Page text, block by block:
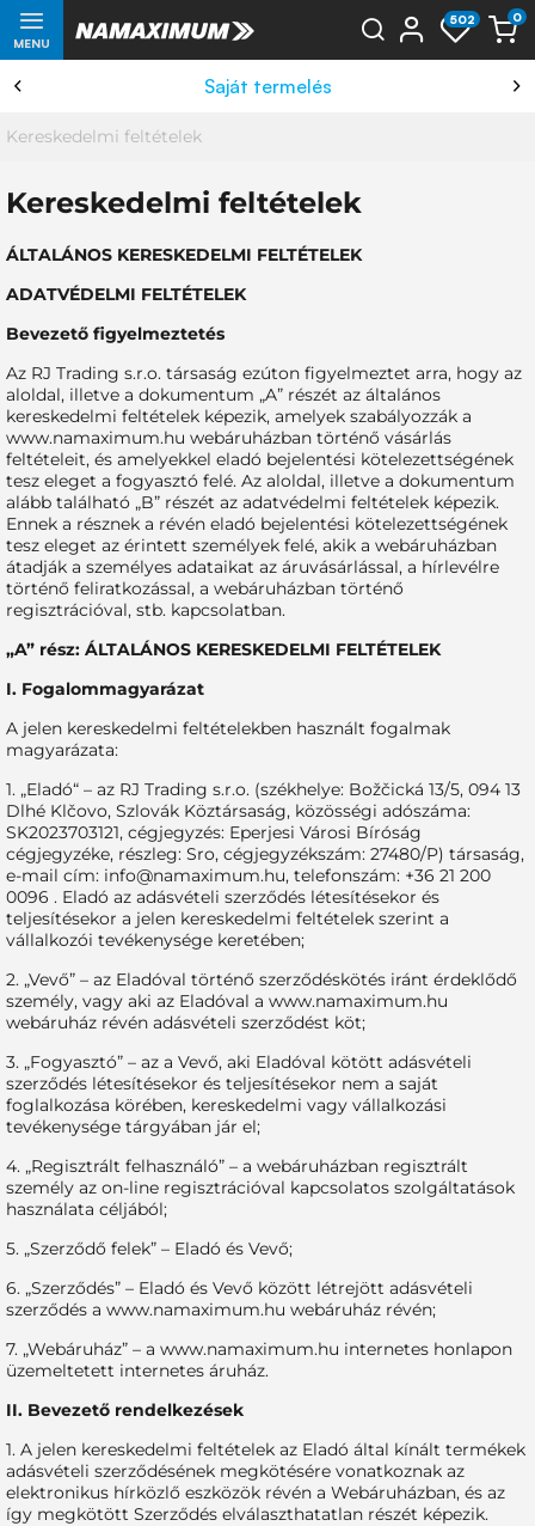
MENU
502 0
A LEGJOBB ÁRAK
Kereskedelmi feltételek
Kereskedelmi feltételek
ÁLTALÁNOS KERESKEDELMI FELTÉTELEK
ADATVÉDELMI FELTÉTELEK
Bevezető figyelmeztetés
Az RJ Trading s.r.o. társaság ezúton figyelmeztet arra, hogy az
aloldal, illetve a dokumentum „A” részét az általános
kereskedelmi feltételek képezik, amelyek szabályozzák a
www.namaximum.hu webáruházban történő vásárlás
feltételeit, és amelyekkel eladó bejelentési kötelezettségének
tesz eleget a fogyasztó felé. Az aloldal, illetve a dokumentum
alább található „B” részét az adatvédelmi feltételek képezik.
Ennek a résznek a révén eladó bejelentési kötelezettségének
tesz eleget az érintett személyek felé, akik a webáruházban
átadják a személyes adataikat az áruvásárlással, a hírlevélre
történő feliratkozással, a webáruházban történő
regisztrációval, stb. kapcsolatban.
„A” rész: ÁLTALÁNOS KERESKEDELMI FELTÉTELEK
I. Fogalommagyarázat
A jelen kereskedelmi feltételekben használt fogalmak
magyarázata:
1. „Eladó“ – az RJ Trading s.r.o. (székhelye: Božčická 13/5, 094 13
Dlhé Klčovo, Szlovák Köztársaság, közösségi adószáma:
SK2023703121, cégjegyzés: Eperjesi Városi Bíróság
cégjegyzéke, részleg: Sro, cégjegyzékszám: 27480/P) társaság,
e-mail cím: info@namaximum.hu, telefonszám: +36 21 200
0096 . Eladó az adásvételi szerződés létesítésekor és
teljesítésekor a jelen kereskedelmi feltételek szerint a
vállalkozói tevékenysége keretében;
2. „Vevő” – az Eladóval történő szerződéskötés iránt érdeklődő
személy, vagy aki az Eladóval a www.namaximum.hu
webáruház révén adásvételi szerződést köt;
3. „Fogyasztó” – az a Vevő, aki Eladóval kötött adásvételi
szerződés létesítésekor és teljesítésekor nem a saját
foglalkozása körében, kereskedelmi vagy vállalkozási
tevékenysége tárgyában jár el;
4. „Regisztrált felhasználó” – a webáruházban regisztrált
személy az on-line regisztrációval kapcsolatos szolgáltatások
használata céljából;
5. „Szerződő felek” – Eladó és Vevő;
6. „Szerződés” – Eladó és Vevő között létrejött adásvételi
szerződés a www.namaximum.hu webáruház révén;
7. „Webáruház” – a www.namaximum.hu internetes honlapon
üzemeltetett internetes áruház.
II. Bevezető rendelkezések
1. A jelen kereskedelmi feltételek az Eladó által kínált termékek
adásvételi szerződésének megkötésére vonatkoznak az
elektronikus hírközlő eszközök révén a Webáruházban, és az
így megkötött Szerződés elválaszthatatlan részét képezik.